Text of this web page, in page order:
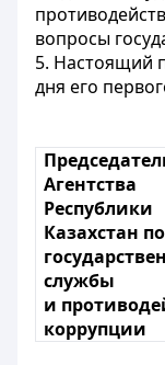
вопросы
5. Настоящий
дня его
Агентства
Республики
Казахстан
службы
и
коррупции